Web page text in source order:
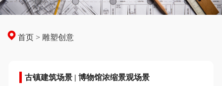
首页 > 雕塑创意
古镇建筑场景 | 博物馆浓缩景观场景